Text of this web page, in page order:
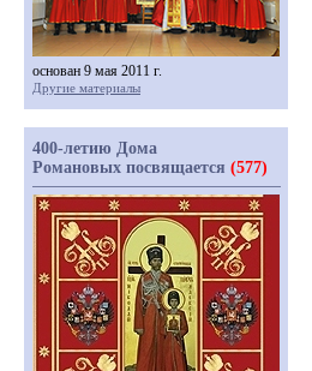
основан 9 мая 2011 г.
Другие материалы
400-летию Дома
Романовых посвящается (577)